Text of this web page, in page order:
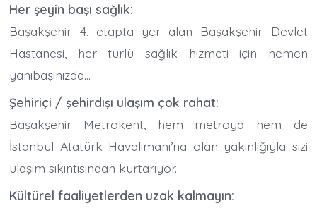
Her şeyin başı sağlık:
Başakşehir 4. etapta yer alan Başakşehir Devlet
Hastanesi, her türlü sağlık hizmeti için hemen
yanıbaşınızda…
Şehiriçi / şehirdışı ulaşım çok rahat:
Başakşehir Metrokent, hem metroya hem de
İstanbul Atatürk Havalimanı’na olan yakınlığıyla sizi
ulaşım sıkıntısından kurtarıyor.
Kültürel faaliyetlerden uzak kalmayın: